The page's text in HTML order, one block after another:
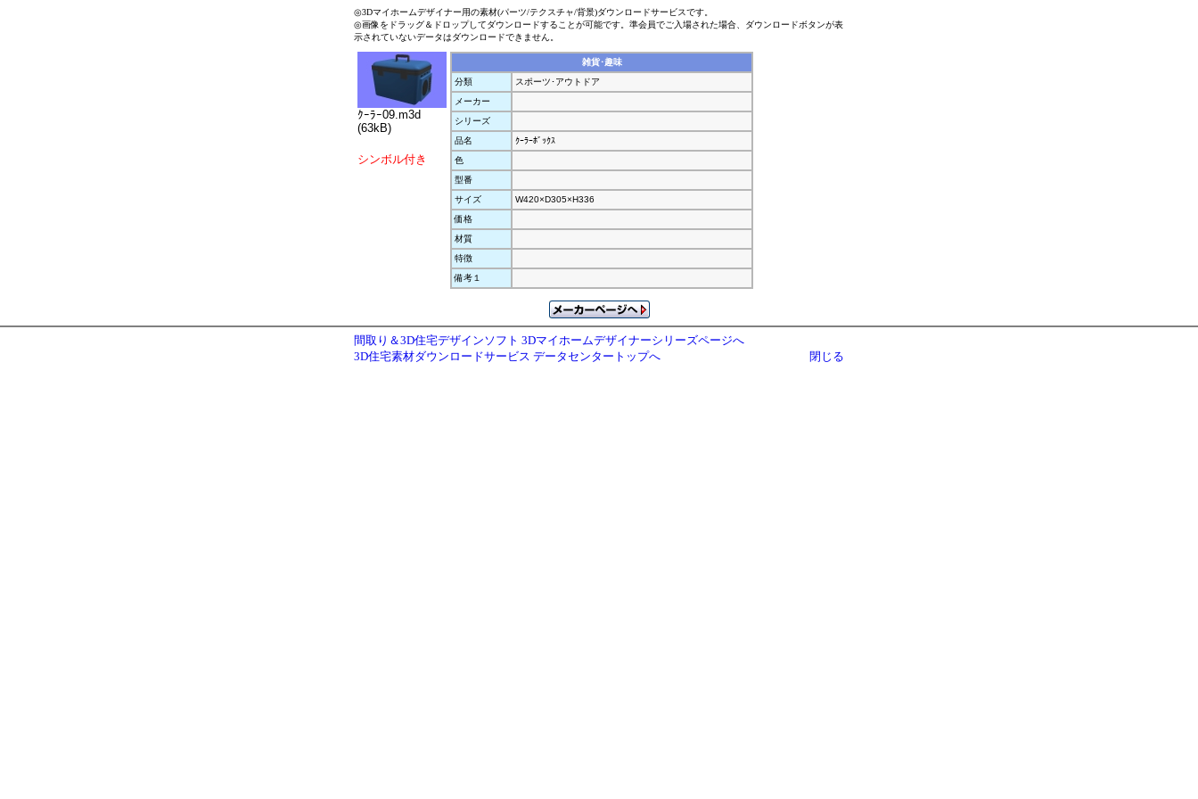
◎3Dマイホームデザイナー用の素材(パーツ/テクスチャ/背景)ダウンロードサービスです。
◎画像をドラッグ＆ドロップしてダウンロードすることが可能です。準会員でご入場された場合、ダウンロードボタンが表
示されていないデータはダウンロードできません。
ｸｰﾗｰ09.m3d
(63kB)
シンボル付き
雑貨･趣味
分類
スポーツ･アウトドア
メーカー
シリーズ
品名
ｸｰﾗｰﾎﾞｯｸｽ
色
型番
サイズ
W420×D305×H336
価格
材質
特徴
備考１
間取り＆3D住宅デザインソフト 3Dマイホームデザイナーシリーズページへ
3D住宅素材ダウンロードサービス データセンタートップへ
閉じる